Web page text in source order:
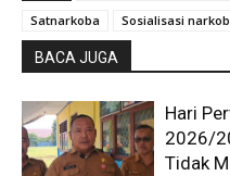
Satnarkoba
Sosialisasi
BACA JUGA
Hari
2026/
Tidak